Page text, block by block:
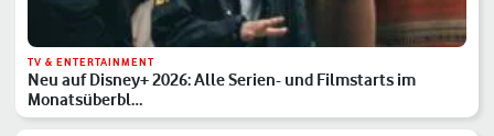
TV & ENTERTAINMENT
Neu auf Disney+ 2026: Alle Serien- und Filmstarts im
Monatsüberbl…